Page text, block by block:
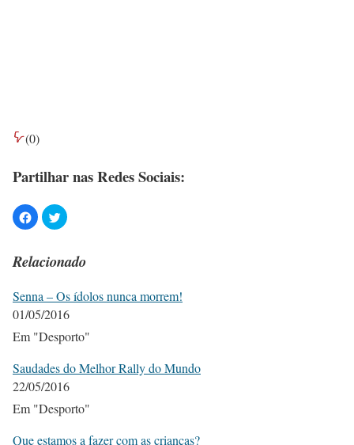
(0)
Partilhar nas Redes Sociais:
Relacionado
Senna – Os ídolos nunca morrem!
01/05/2016
Em "Desporto"
Saudades do Melhor Rally do Mundo
22/05/2016
Em "Desporto"
Que estamos a fazer com as crianças?